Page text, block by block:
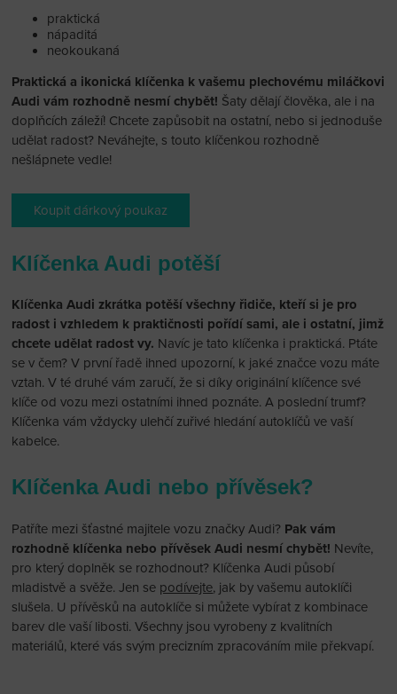
praktická
nápaditá
neokoukaná
Praktická a ikonická klíčenka k vašemu plechovému miláčkovi
Audi vám rozhodně nesmí chybět! Šaty dělají člověka, ale i na
doplňcích záleží! Chcete zapůsobit na ostatní, nebo si jednoduše
udělat radost? Neváhejte, s touto klíčenkou rozhodně
nešlápnete vedle!
Koupit dárkový poukaz
Klíčenka Audi potěší
Klíčenka Audi zkrátka potěší všechny řidiče, kteří si je pro
radost i vzhledem k praktičnosti pořídí sami, ale i ostatní, jimž
chcete udělat radost vy. Navíc je tato klíčenka i praktická. Ptáte
se v čem? V první řadě ihned upozorní, k jaké značce vozu máte
vztah. V té druhé vám zaručí, že si díky originální klíčence své
klíče od vozu mezi ostatními ihned poznáte. A poslední trumf?
Klíčenka vám vždycky ulehčí zuřivé hledání autoklíčů ve vaší
kabelce.
Klíčenka Audi nebo přívěsek?
Patříte mezi šťastné majitele vozu značky Audi? Pak vám
rozhodně klíčenka nebo přívěsek Audi nesmí chybět! Nevíte,
pro který doplněk se rozhodnout? Klíčenka Audi působí
mladistvě a svěže. Jen se podívejte, jak by vašemu autoklíči
slušela. U přívěsků na autoklíče si můžete vybírat z kombinace
barev dle vaší libosti. Všechny jsou vyrobeny z kvalitních
materiálů, které vás svým precizním zpracováním mile překvapí.